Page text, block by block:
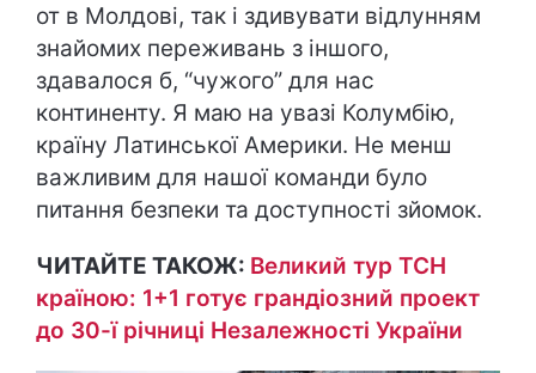
от в Молдові, так і здивувати відлунням
знайомих переживань з іншого,
здавалося б, “чужого” для нас
континенту. Я маю на увазі Колумбію,
країну Латинської Америки. Не менш
важливим для нашої команди було
питання безпеки та доступності зйомок.
ЧИТАЙТЕ ТАКОЖ: Великий тур ТСН
країною: 1+1 готує грандіозний проект
до 30-ї річниці Незалежності України